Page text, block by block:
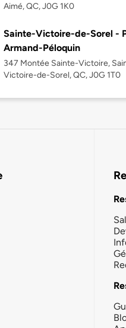
Aimé, QC, J0G 1K0
Sainte-Victoire-de-Sorel -
Armand-Péloquin
347 Montée Sainte-Victoire,
Victoire-de-Sorel, QC, J0G 1T0